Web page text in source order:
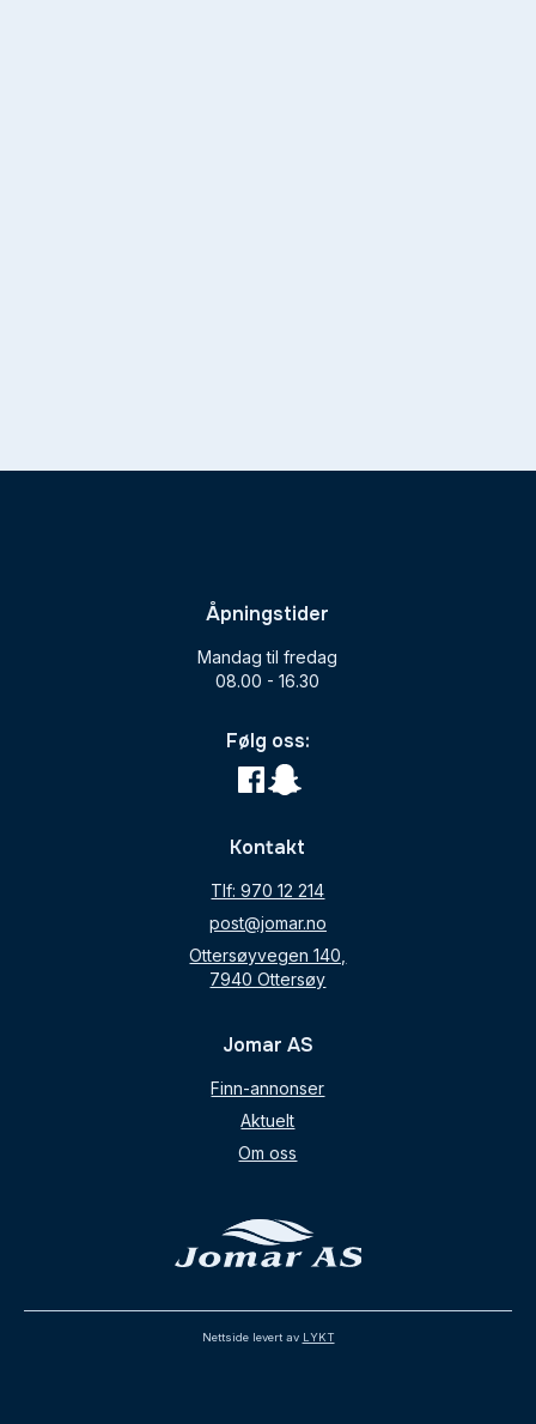
Åpningstider
Kontakt
Jomar AS
Mandag til fredag
08.00 - 16.30
Følg oss:
Tlf: 970 12 214
post@jomar.no
Ottersøyvegen 140,
7940 Ottersøy
Finn-annonser
Aktuelt
Om oss
Nettside levert av LYKT